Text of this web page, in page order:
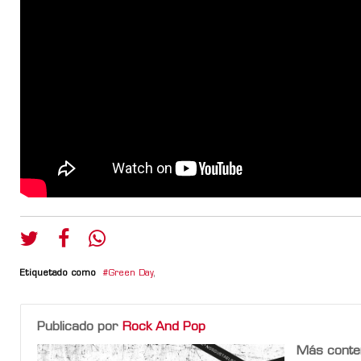
Etiquetado como Green Day,
Publicado por Rock And Pop
Más